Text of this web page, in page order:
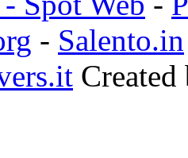
- Salento.in